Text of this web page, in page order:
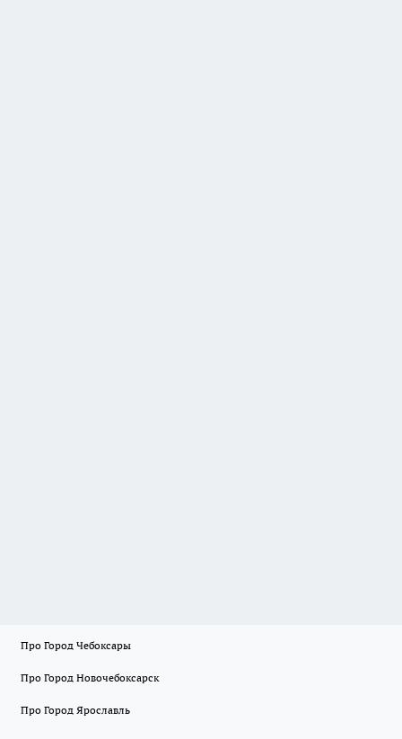
Про Город Чебоксары
Про Город Новочебоксарск
Про Город Ярославль